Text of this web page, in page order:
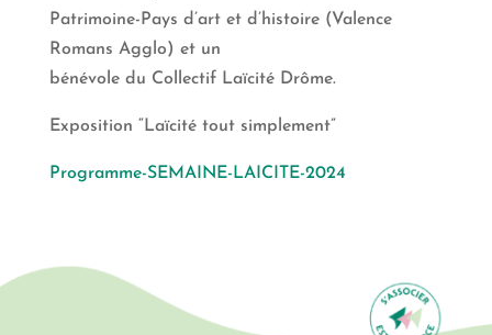
Patrimoine-Pays d’art et d’histoire (Valence
Romans Agglo) et un
bénévole du Collectif Laïcité Drôme.
Exposition “Laïcité tout simplement”
Programme-SEMAINE-LAICITE-2024